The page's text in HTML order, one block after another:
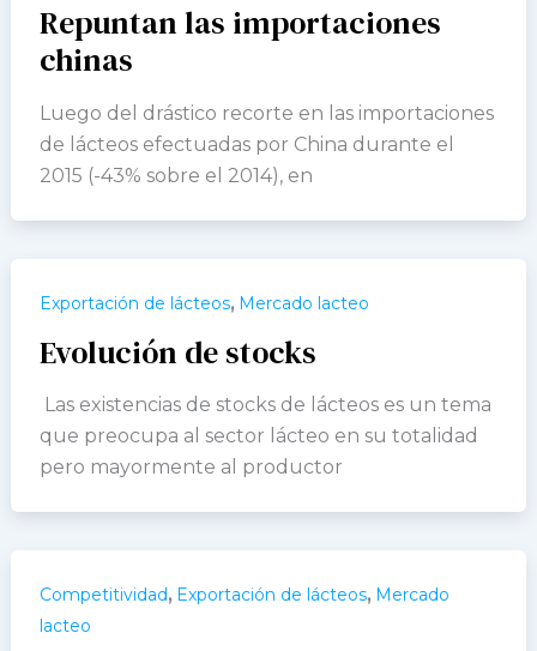
Repuntan las importaciones
chinas
Luego del drástico recorte en las importaciones
de lácteos efectuadas por China durante el
2015 (-43% sobre el 2014), en
Exportación de lácteos, Mercado lacteo
Evolución de stocks
Las existencias de stocks de lácteos es un tema
que preocupa al sector lácteo en su totalidad
pero mayormente al productor
Competitividad, Exportación de lácteos, Mercado
lacteo